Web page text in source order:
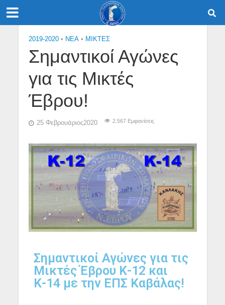
2019-2020 • NEA • ΜΙΚΤΕΣ
Σημαντικοί Αγώνες
για τις Μικτές
Έβρου!
25 Φεβρουάριος2020 2.567 Εμφανίσεις
Σημαντικοί Αγώνες για τις
Μικτές Έβρου Κ-12 και
Κ-14 με την ΕΠΣ Καβάλας!